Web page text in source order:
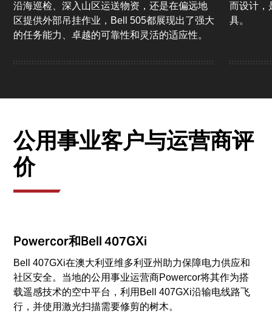
沿海巡检、深入山区运送物资，还是在偏远地
区提供外部吊挂作业，Bell 505都展现出了强大
的任务能力、卓越的可靠性和灵活的适应性。
而设计，
具。
公用事业客户与运营商评
价
Powercor和Bell 407GXi
Bell 407GXi在澳大利亚维多利亚州助力保障电力供应和
社区安全。当地的公用事业运营商Powercor将其作为搭
载遥感技术的空中平台，利用Bell 407GXi沿输电线路飞
行，并使用激光扫描需要修剪的树木。